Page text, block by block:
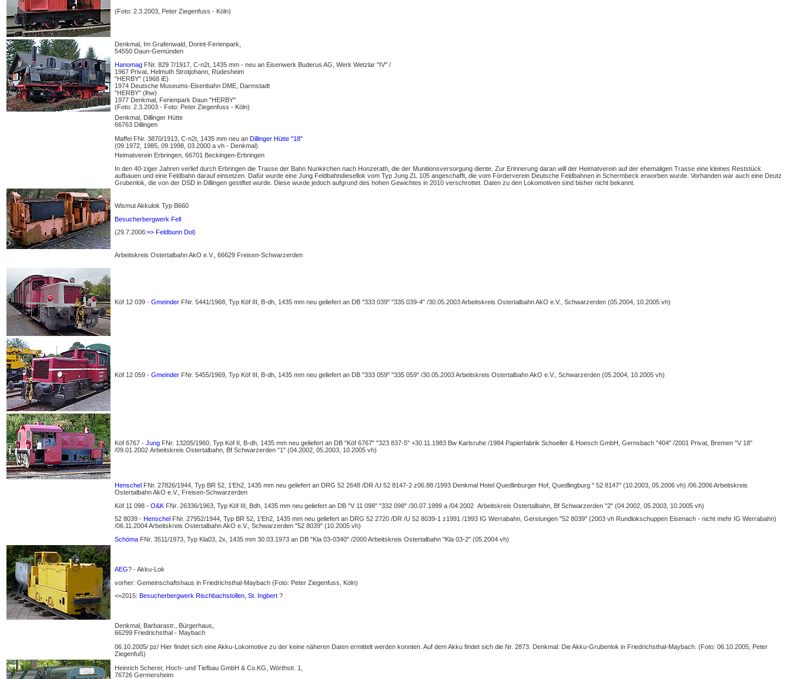
(Foto: 2.3.2003, Peter Ziegenfuss - Köln)
Denkmal, Im Grafenwald, Dorint-Ferienpark,
54550 Daun-Gemünden
Hanomag FNr. 829 7/1917, C-n2t, 1435 mm - neu an Eisenwerk Buderus AG, Werk Wetzlar "IV" /
1967 Privat, Helmuth Strotjohann, Rüdesheim
"HERBY" (1968 iE)
1974 Deutsche Museums-Eisenbahn DME, Darmstadt
"HERBY" (lhw)
1977 Denkmal, Ferienpark Daun "HERBY"
(Foto: 2.3.2003 - Foto: Peter Ziegenfuss - Köln)
Denkmal, Dillinger Hütte
66763 Dillingen
Maffei FNr. 3870/1913, C-n2t, 1435 mm neu an Dillinger Hütte "18"
(09.1972, 1985, 09.1998, 03.2000 a vh - Denkmal)
Heimatverein Erbringen, 66701 Beckingen-Erbringen
In den 40-ziger Jahren verlief durch Erbringen die Trasse der Bahn Nunkirchen nach Honzerath, die der Munitionsversorgung diente. Zur Erinnerung daran will der Heimatverein auf der ehemaligen Trasse eine kleines Reststück
aufbauen und eine Feldbahn darauf einsetzen. Dafür wurde eine Jung Feldbahndiesellok vom Typ Jung ZL 105 angeschafft, die vom Förderverein Deutsche Feldbahnen in Schermbeck erworben wurde. Vorhanden war auch eine Deutz
Grubenlok, die von der DSD in Dillingen gestiftet wurde. Diese wurde jedoch aufgrund des hohen Gewichtes in 2010 verschrottet. Daten zu den Lokomotiven sind bisher nicht bekannt.
Wismut Akkulok Typ B660
Besucherbergwerk Fell
(29.7.2006:=> Feldbunn Dol)
Arbeitskreis Ostertalbahn AkO e.V., 66629 Freisen-Schwarzerden
Köf 12 039 - Gmeinder FNr. 5441/1968, Typ Köf III, B-dh, 1435 mm neu geliefert an DB "333 039" "335 039-4" /30.05.2003 Arbeitskreis Ostertalbahn AkO e.V., Schwarzerden (05.2004, 10.2005 vh)
Köf 12 059 - Gmeinder FNr. 5455/1969, Typ Köf III, B-dh, 1435 mm neu geliefert an DB "333 059" "335 059" /30.05.2003 Arbeitskreis Ostertalbahn AkO e.V., Schwarzerden (05.2004, 10.2005 vh)
Köf 6767 - Jung FNr. 13205/1960, Typ Köf II, B-dh, 1435 mm neu geliefert an DB "Köf 6767" "323 837-5" +30.11.1983 Bw Karlsruhe /1984 Papierfabrik Schoeller & Hoesch GmbH, Gernsbach "404" /2001 Privat, Bremen "V 18"
/09.01.2002 Arbeitskreis Ostertalbahn, Bf Schwarzerden "1" (04.2002, 05.2003, 10.2005 vh)
Henschel FNr. 27826/1944, Typ BR 52, 1'Eh2, 1435 mm neu geliefert an DRG 52 2648 /DR /U 52 8147-2 z06.88 /1993 Denkmal Hotel Quedlinburger Hof, Quedlingburg " 52 8147" (10.2003, 05.2006 vh) /06.2006 Arbeitskreis
Ostertalbahn AkO e.V., Freisen-Schwarzerden
Köf 11 098 - O&K FNr. 26336/1963, Typ Köf III, Bdh, 1435 mm neu geliefert an DB "V 11 098" "332 098" /30.07.1999 a /04.2002 Arbeitskreis Ostertalbahn, Bf Schwarzerden "2" (04.2002, 05.2003, 10.2005 vh)
52 8039 - Henschel FNr. 27952/1944, Typ BR 52, 1'Eh2, 1435 mm neu geliefert an DRG 52 2720 /DR /U 52 8039-1 z1991 /1993 IG Werrabahn, Gerstungen "52 8039" (2003 vh Rundlokschuppen Eisenach - nicht mehr IG Werrabahn)
/06.11.2004 Arbeitskreis Ostertalbahn AkO e.V., Schwarzerden "52 8039" (10.2005 vh)
Schöma FNr. 3511/1973, Typ Kla03, 2x, 1435 mm 30.03.1973 an DB "Kla 03-0340" /2000 Arbeitskreis Ostertalbahn "Kla 03-2" (05.2004 vh)
AEG? - Akku-Lok
vorher: Gemeinschaftshaus in Friedrichsthal-Maybach (Foto: Peter Ziegenfuss, Köln)
<=2015: Besucherbergwerk Rischbachstollen, St. Ingbert ?
Denkmal, Barbarastr., Bürgerhaus,
66299 Friedrichsthal - Maybach
06.10.2005/ pz/ Hier findet sich eine Akku-Lokomotive zu der keine näheren Daten ermittelt werden konnten. Auf dem Akku findet sich die Nr. 2873. Denkmal: Die Akku-Grubenlok in Friedrichsthal-Maybach. (Foto: 06.10.2005, Peter
Ziegenfuß)
Heinrich Scherer, Hoch- und Tiefbau GmbH & Co.KG, Wörthstr. 1,
76726 Germersheim